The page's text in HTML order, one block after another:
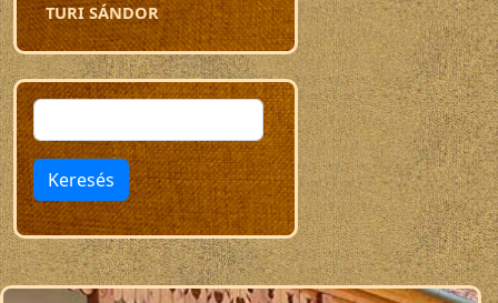
TURI SÁNDOR
Keresés
Keresés